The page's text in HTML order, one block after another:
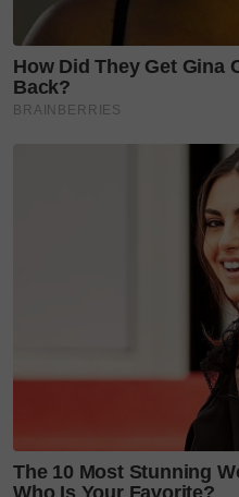
“Majlis perasmian itu
pelbagai acara
motorsikal mewah, para
mengambil gambar
untuk dimuat naik ke